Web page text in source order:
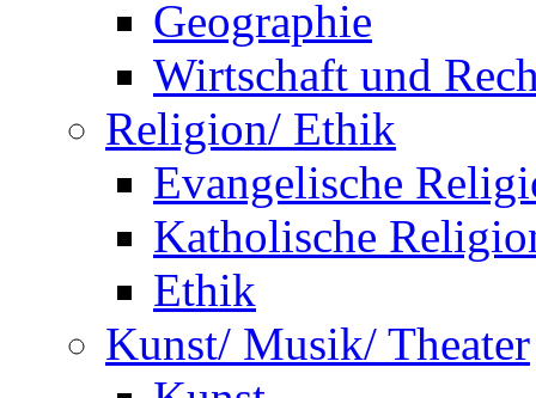
Geographie
Wirtschaft und
Religion/ Ethik
Evangelische
Katholische
Ethik
Kunst/ Musik/ Theater